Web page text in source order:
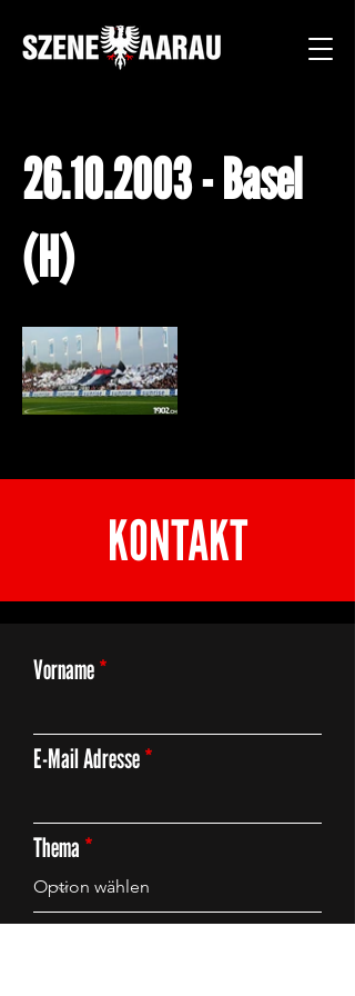
26.10.2003- Basel
(H)
KONTAKT
Vorname
E-Mail Adresse
Thema